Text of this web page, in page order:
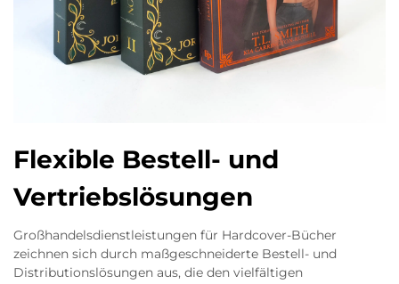
Flexible Bestell- und
Vertriebslösungen
Großhandelsdienstleistungen für Hardcover-Bücher
zeichnen sich durch maßgeschneiderte Bestell- und
Distributionslösungen aus, die den vielfältigen